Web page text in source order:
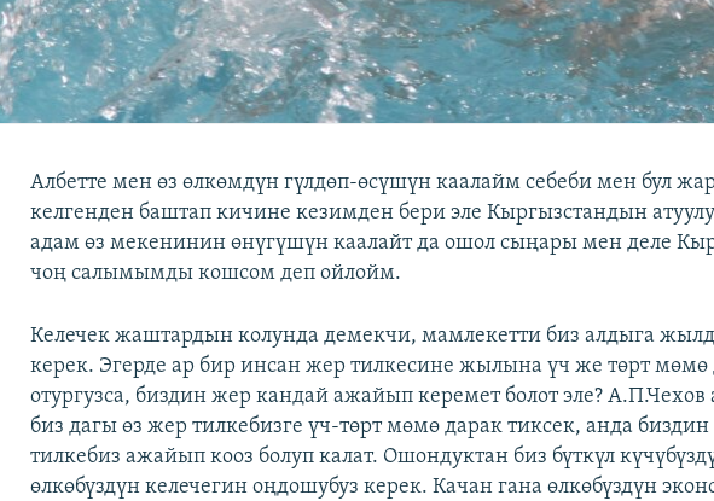
Албетте мен өз өлкөмдүн гүлдөп-өсүшүн каалайм себеби мен бул
келгенден баштап кичине кезимден бери эле Кыргызстандын
адам өз мекенинин өнүгүшүн каалайт да ошол сыңары мен деле
чоң салымымды кошсом деп ойлойм.
Келечек жаштардын колунда демекчи, мамлекетти биз алдыга
керек. Эгерде ар бир инсан жер тилкесине жылына үч же төрт мөмө
отургузса, биздин жер кандай ажайып керемет болот эле?
биз дагы өз жер тилкебизге үч-төрт мөмө дарак тиксек, анда
тилкебиз ажайып кооз болуп калат. Ошондуктан биз бүткүл
өлкөбүздүн келечегин оңдошубуз керек. Качан гана өлкөбүздүн